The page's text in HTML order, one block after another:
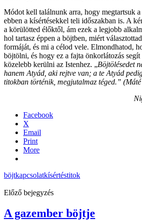
Módot kell találnunk arra, hogy megtartsuk a
ebben a kísértésekkel teli időszakban is. A
a körülötted élőktől, ám ezek a legjobb
hol tartasz éppen a böjtben, miért
formáját, és mi a célod vele. Elmondhatod,
böjtölni, és hogy ez a fajta önkorlátozás segít
közelebb kerülni az Istenhez. „Böjtölésedet
hanem Atyád, aki rejtve van; a te Atyád
titokban történik, megjutalmaz téged.”
Facebook
X
Email
Print
More
böjtkapcsolatkísértéstitok
Előző bejegyzés
A gazember böjtje